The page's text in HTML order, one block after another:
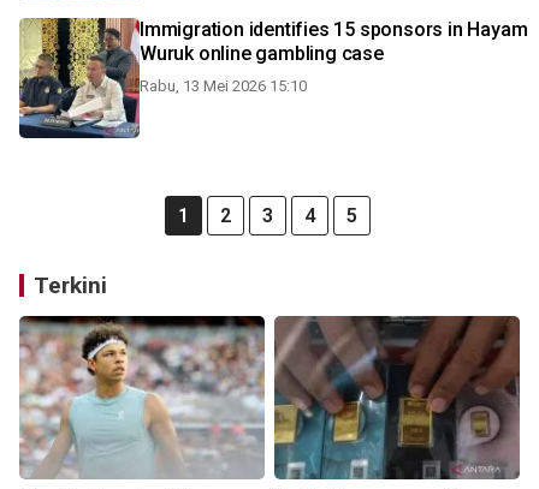
Immigration identifies 15 sponsors in Hayam
Wuruk online gambling case
Rabu, 13 Mei 2026 15:10
1 2 3 4 5
Terkini